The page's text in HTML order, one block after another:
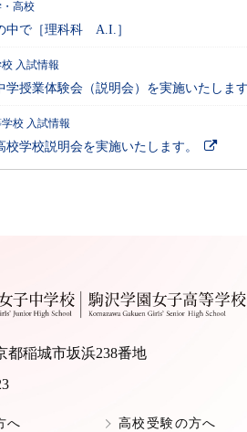
高校
中で［理科科 A.I.］
入試情報
学授業体験会（説明会）を実施いたします
校 入試情報
校学校説明会を実施いたします。
都稲城市坂浜238番地
へ
高校受験の方へ